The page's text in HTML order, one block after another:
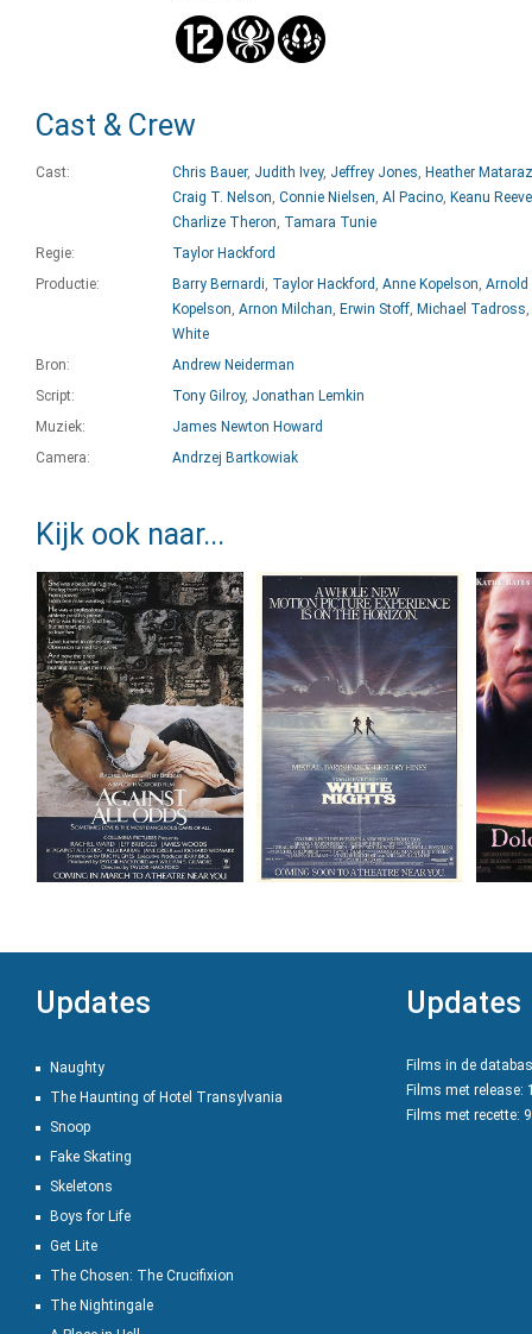
Cast & Crew
Cast: Chris Bauer, Judith Ivey, Jeffrey Jones, Heather
Craig T. Nelson, Connie Nielsen, Al Pacino, Keanu
Charlize Theron, Tamara Tunie
Regie:
Taylor Hackford
Productie:
Barry Bernardi, Taylor Hackford , Anne Kopelson, Arnold
Kopelson, Arnon Milchan, Erwin Stoff, Michael Tadross,
White
Bron:
Andrew Neiderman
Script:
Tony Gilroy, Jonathan Lemkin
Muziek:
James Newton Howard
Camera:
Andrzej Bartkowiak
Kijk ook naar...
Updates
Naughty
The Haunting of Hotel Transylvania
Snoop
Fake Skating
Skeletons
Boys for Life
Get Lite
The Chosen: The Crucifixion
The Nightingale
Updates
Films in de
Films met release:
Films met recette: